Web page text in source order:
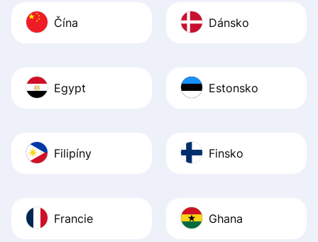
Čína Dánsko
Egypt Estonsko
Filipíny Finsko
Francie Ghana